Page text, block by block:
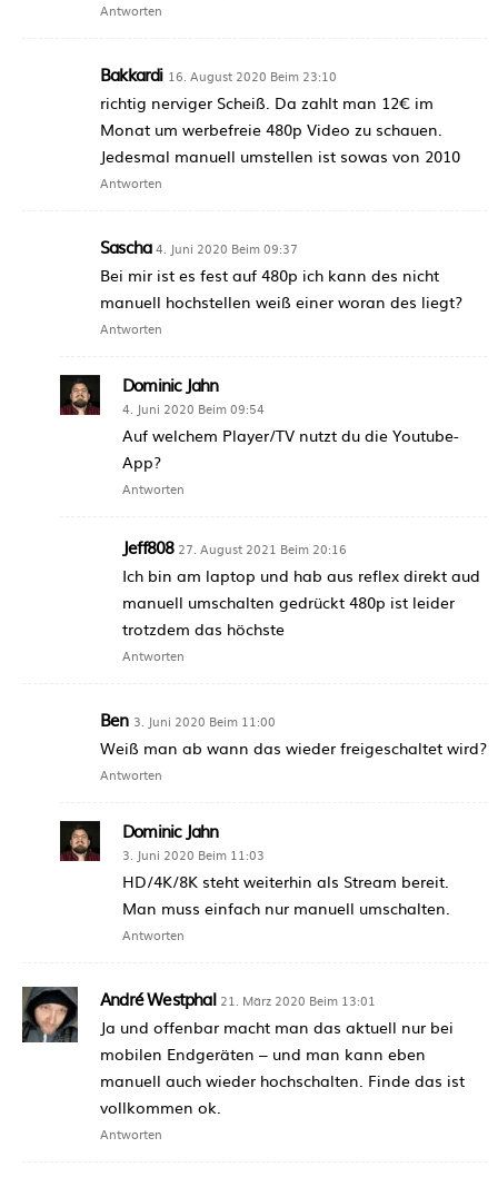
Antworten
Bakkardi 16. August 2020 Beim 23:10
richtig nerviger Scheiß. Da zahlt man 12€ im
Monat um werbefreie 480p Video zu schauen.
Jedesmal manuell umstellen ist sowas von 2010
Antworten
Sascha 4. Juni 2020 Beim 09:37
Bei mir ist es fest auf 480p ich kann des nicht
manuell hochstellen weiß einer woran des liegt?
Antworten
Dominic Jahn
4. Juni 2020 Beim 09:54
Auf welchem Player/TV nutzt du die Youtube-
App?
Antworten
Jeff808 27. August 2021 Beim 20:16
Ich bin am laptop und hab aus reflex direkt aud
manuell umschalten gedrückt 480p ist leider
trotzdem das höchste
Antworten
Ben 3. Juni 2020 Beim 11:00
Weiß man ab wann das wieder freigeschaltet wird?
Antworten
Dominic Jahn
3. Juni 2020 Beim 11:03
HD/4K/8K steht weiterhin als Stream bereit.
Man muss einfach nur manuell umschalten.
Antworten
André Westphal 21. März 2020 Beim 13:01
Ja und offenbar macht man das aktuell nur bei
mobilen Endgeräten – und man kann eben
manuell auch wieder hochschalten. Finde das ist
vollkommen ok.
Antworten